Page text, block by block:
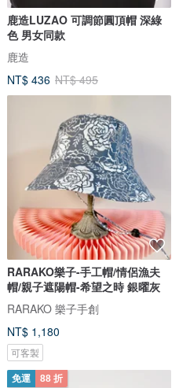
鹿造LUZAO 可調節圓頂帽 深綠
色 男女同款
鹿造
NT$ 436 NT$ 495
RARAKO樂子-手工帽/情侶漁夫
帽/親子遮陽帽-希望之時 銀曜灰
RARAKO 樂子手創
NT$ 1,180
可客製
免運 88 折